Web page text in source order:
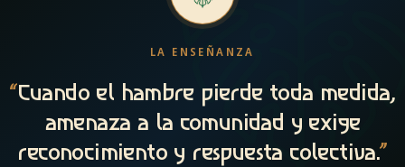
LA ENSEÑANZA
“Cuando el hambre pierde toda medida,
amenaza a la comunidad y exige
reconocimiento y respuesta colectiva.”